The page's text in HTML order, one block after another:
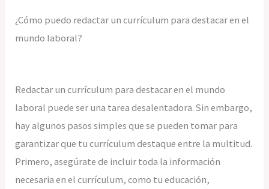
¿Cómo puedo redactar un currículum para destacar en el
mundo laboral?
Redactar un currículum para destacar en el mundo
laboral puede ser una tarea desalentadora. Sin embargo,
hay algunos pasos simples que se pueden tomar para
garantizar que tu currículum destaque entre la multitud.
Primero, asegúrate de incluir toda la información
necesaria en el currículum, como tu educación,